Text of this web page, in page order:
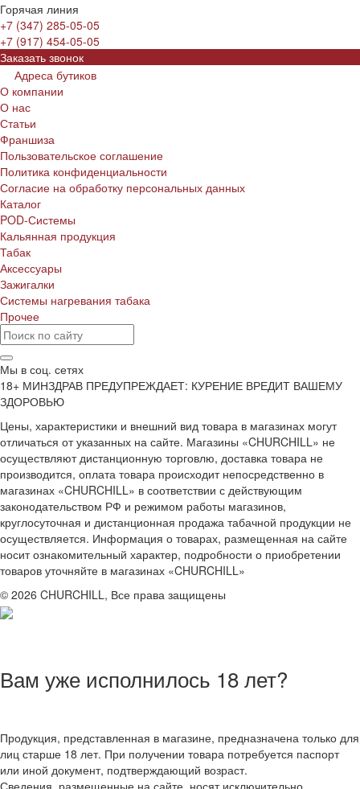
Горячая линия
+7 (347) 285-05-05
+7 (917) 454-05-05
Заказать звонок
Адреса бутиков
О компании
О нас
Статьи
Франшиза
Пользовательское соглашение
Политика конфиденциальности
Согласие на обработку персональных данных
Каталог
POD-Системы
Кальянная продукция
Табак
Аксессуары
Зажигалки
Системы нагревания табака
Прочее
Мы в соц. сетях
18+ МИНЗДРАВ ПРЕДУПРЕЖДАЕТ: КУРЕНИЕ ВРЕДИТ ВАШЕМУ
ЗДОРОВЬЮ
Цены, характеристики и внешний вид товара в магазинах могут
отличаться от указанных на сайте. Магазины «CHURCHILL» не
осуществляют дистанционную торговлю, доставка товара не
производится, оплата товара происходит непосредственно в
магазинах «CHURCHILL» в соответствии с действующим
законодательством РФ и режимом работы магазинов,
круглосуточная и дистанционная продажа табачной продукции не
осуществляется. Информация о товарах, размещенная на сайте
носит ознакомительный характер, подробности о приобретении
товаров уточняйте в магазинах «CHURCHILL»
© 2026 CHURCHILL, Все права защищены
Вам уже исполнилось 18 лет?
Продукция, представленная в магазине, предназначена только для
лиц старше 18 лет. При получении товара потребуется паспорт
или иной документ, подтверждающий возраст.
Сведения, размещенные на сайте, носят исключительно